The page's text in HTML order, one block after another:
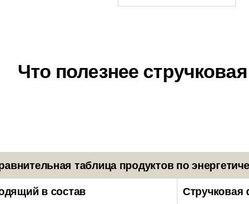
Что полезнее
таблица продуктов по
в состав
Стручковая